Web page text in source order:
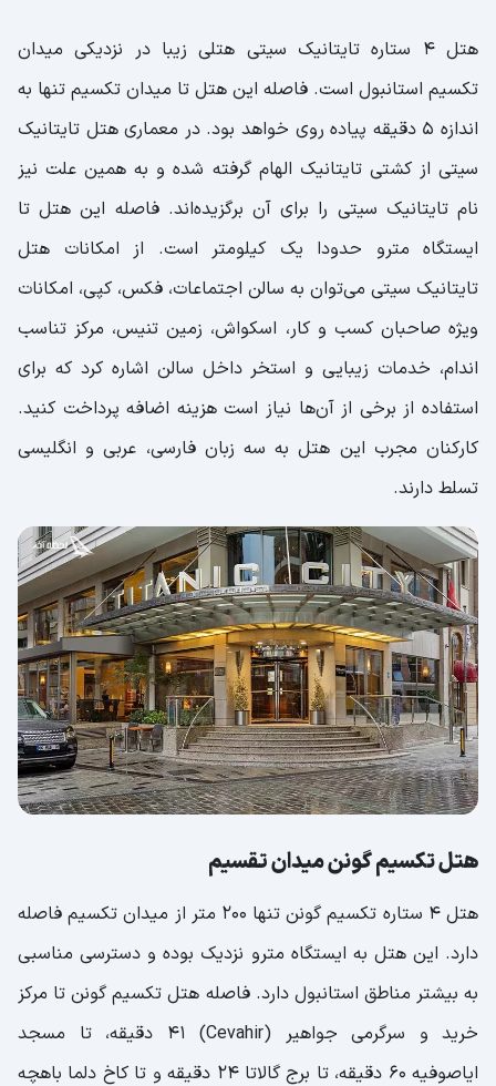
هتل 4 ستاره تایتانیک سیتی هتلی زیبا در نزدیکی میدان
تکسیم استانبول است. فاصله این هتل تا میدان تکسیم تنها به
اندازه 5 دقیقه پیاده روی خواهد بود. در معماری هتل تایتانیک
سیتی از کشتی تایتانیک الهام گرفته شده و به همین علت نیز
نام تایتانیک سیتی را برای آن برگزیده‌اند. فاصله این هتل تا
ایستگاه مترو حدودا یک کیلومتر است. از امکانات هتل
تایتانیک سیتی می‌توان به سالن اجتماعات، فکس، کپی، امکانات
ویژه صاحبان کسب و کار، اسکواش، زمین تنیس، مرکز تناسب
اندام، خدمات زیبایی و استخر داخل سالن اشاره کرد که برای
استفاده از برخی از آن‌ها نیاز است هزینه اضافه پرداخت کنید.
کارکنان مجرب این هتل به سه زبان فارسی، عربی و انگلیسی
تسلط دارند.
هتل تکسیم گونن میدان تقسیم
هتل 4 ستاره تکسیم گونن تنها 200 متر از میدان تکسیم فاصله
دارد. این هتل به ایستگاه مترو نزدیک بوده و دسترسی مناسبی
به بیشتر مناطق استانبول دارد. فاصله هتل تکسیم گونن تا مرکز
خرید و سرگرمی جواهیر (Cevahir) 41 دقیقه، تا مسجد
ایاصوفیه 60 دقیقه، تا برج گالاتا 24 دقیقه و تا کاخ دلما باهچه